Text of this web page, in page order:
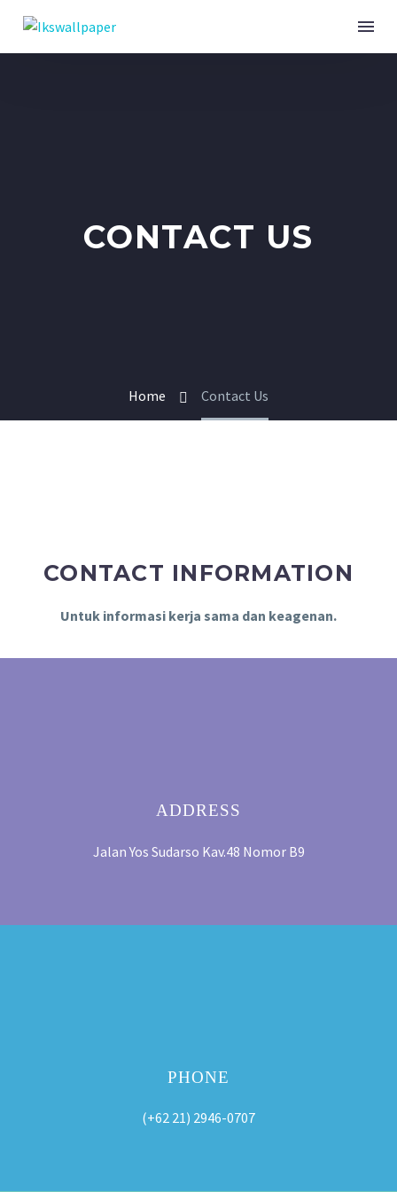
CONTACT US
Home Contact Us
CONTACT INFORMATION
Untuk informasi kerja sama dan keagenan.
ADDRESS
Jalan Yos Sudarso Kav.48 Nomor B9
PHONE
(+62 21) 2946-0707